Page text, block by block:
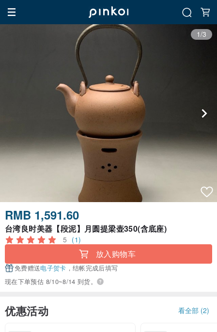
1/3
RMB 1,591.60
台湾良时美器【段泥】月圆提梁壶350(含底座)
5 (1)
放入购物车
免费赠送电子贺卡 ，结帐完成后填写
现在下单预估 8/10~8/14 到货。
优惠活动 看全部 (2)